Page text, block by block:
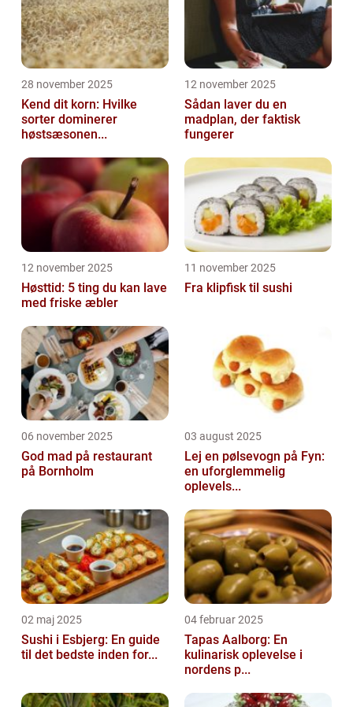
28 november 2025
Kend dit korn: Hvilke
sorter dominerer
høstsæsonen...
12 november 2025
Sådan laver du en
madplan, der faktisk
fungerer
12 november 2025
Høsttid: 5 ting du kan lave
med friske æbler
11 november 2025
Fra klipfisk til sushi
06 november 2025
God mad på restaurant
på Bornholm
03 august 2025
Lej en pølsevogn på Fyn:
en uforglemmelig
oplevels...
02 maj 2025
Sushi i Esbjerg: En guide
til det bedste inden for...
04 februar 2025
Tapas Aalborg: En
kulinarisk oplevelse i
nordens p...